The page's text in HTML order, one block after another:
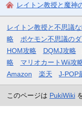
レイトン教授と魔神
レイトン教授と不思議
略
ポケモン不思議の
HOM攻略
DQMJ攻略
略
マリオカートWii攻
Amazon
楽天 J-POP
このページは PukiWiki